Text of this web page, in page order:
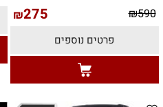
₪590
₪275
פרטים נוספים